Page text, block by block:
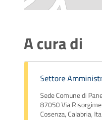
A cura di
Settore
Sede Comune di
87050 Via
Cosenza, Calabria,